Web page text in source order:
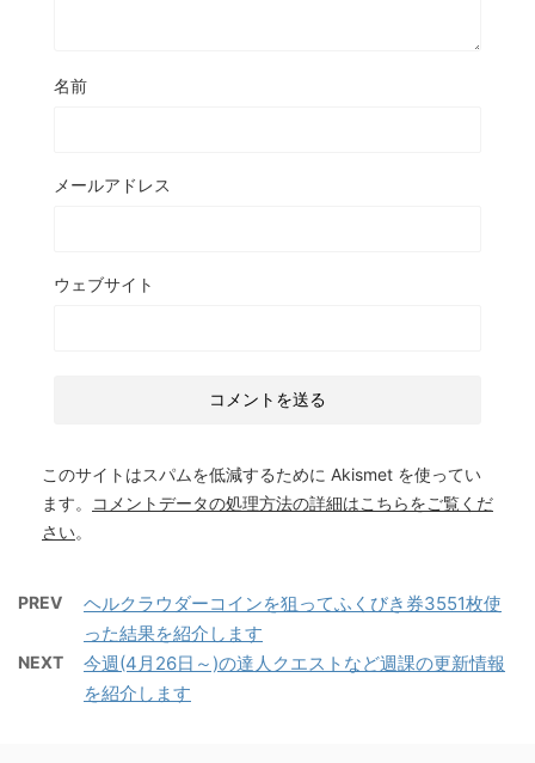
名前
メールアドレス
ウェブサイト
このサイトはスパムを低減するために Akismet を使ってい
ます。
コメントデータの処理方法の詳細はこちらをご覧くだ
さい。
PREV
ヘルクラウダーコインを狙ってふくびき券3551枚使
った結果を紹介します
NEXT
今週(4月26日～)の達人クエストなど週課の更新情報
を紹介します